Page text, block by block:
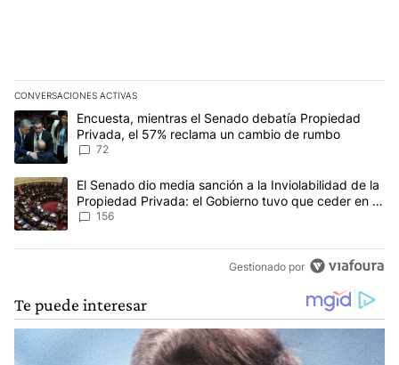
CONVERSACIONES ACTIVAS
Este listado muestra los artículos con más comentarios en los
Un artículo de tendencia con el título "Encuesta, mientras el
Encuesta, mientras el Senado debatía Propiedad
Privada, el 57% reclama un cambio de rumbo
72
Un artículo de tendencia con el título "El Senado dio media
El Senado dio media sanción a la Inviolabilidad de la
Propiedad Privada: el Gobierno tuvo que ceder en la
Ley del Manejo del Fuego
156
Gestionado por